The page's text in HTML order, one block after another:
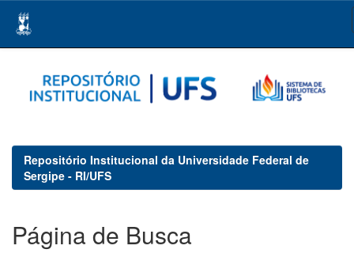
navigation
Repositório Institucional da Universidade Federal de
Sergipe - RI/UFS
Página de Busca